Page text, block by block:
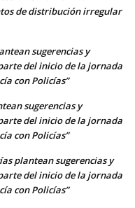
de distribución irregular
sugerencias y
del inicio de la jornada
con Policías”
sugerencias y
del inicio de la jornada
con Policías”
plantean sugerencias y
del inicio de la jornada
con Policías”